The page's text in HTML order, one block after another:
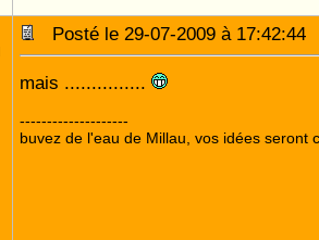
Posté le 29-07-2009 à
mais ...............
--------------------
buvez de l'eau de Millau, vos idées seront